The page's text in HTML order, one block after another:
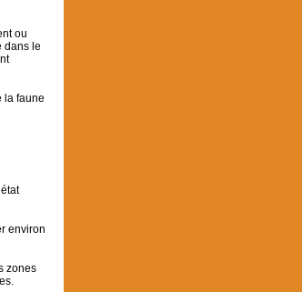
ou
dans le
la faune
environ
zones